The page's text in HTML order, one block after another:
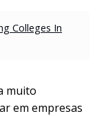
Colleges In
muito
em empresas